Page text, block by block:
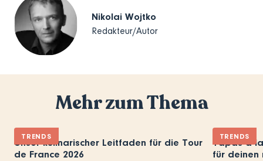
Nikolai Wojtko
Redakteur/Autor
Mehr zum Thema
TRENDS
Unser kulinarischer Leitfaden für die Tour
de France 2026
TRENDS
Tapas à
für deinen